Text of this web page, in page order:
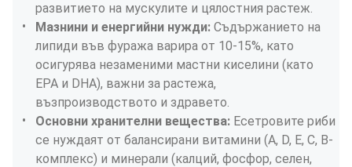
развитието на мускулите и цялостния растеж.
Мазнини и енергийни нужди: Съдържанието на
липиди във фуража варира от 10-15%, като
осигурява незаменими мастни киселини (като
EPA и DHA), важни за растежа,
възпроизводството и здравето.
Основни хранителни вещества: Есетровите риби
се нуждаят от балансирани витамини (A, D, E, C, B-
комплекс) и минерали (калций, фосфор, селен,